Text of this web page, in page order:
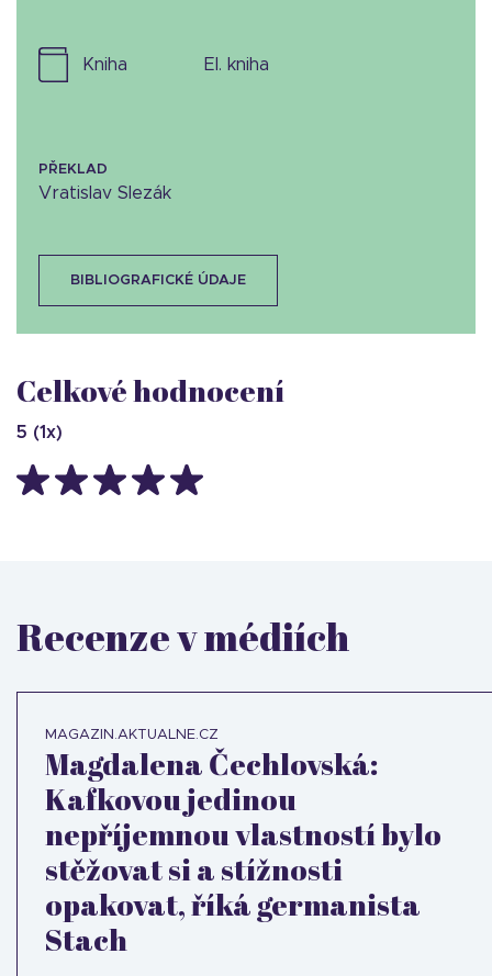
kniha el. kniha
PŘEKLAD
Vratislav Slezák
BIBLIOGRAFICKÉ ÚDAJE
Celkové hodnocení
5 (1x)
Recenze v médiích
MAGAZIN.AKTUALNE.CZ
Magdalena Čechlovská:
Kafkovou jedinou
nepříjemnou vlastností bylo
stěžovat si a stížnosti
opakovat, říká germanista
Stach